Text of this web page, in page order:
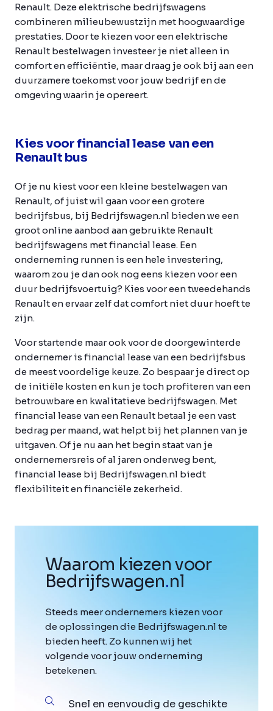
Renault. Deze elektrische bedrijfswagens
combineren milieubewustzijn met hoogwaardige
prestaties. Door te kiezen voor een elektrische
Renault bestelwagen investeer je niet alleen in
comfort en efficiëntie, maar draag je ook bij aan een
duurzamere toekomst voor jouw bedrijf en de
omgeving waarin je opereert.
Kies voor financial lease van een
Renault bus
Of je nu kiest voor een kleine bestelwagen van
Renault, of juist wil gaan voor een grotere
bedrijfsbus, bij Bedrijfswagen.nl bieden we een
groot online aanbod aan gebruikte Renault
bedrijfswagens met financial lease. Een
onderneming runnen is een hele investering,
waarom zou je dan ook nog eens kiezen voor een
duur bedrijfsvoertuig? Kies voor een tweedehands
Renault en ervaar zelf dat comfort niet duur hoeft te
zijn.
Voor startende maar ook voor de doorgewinterde
ondernemer is financial lease van een bedrijfsbus
de meest voordelige keuze. Zo bespaar je direct op
de initiële kosten en kun je toch profiteren van een
betrouwbare en kwalitatieve bedrijfswagen. Met
financial lease van een Renault betaal je een vast
bedrag per maand, wat helpt bij het plannen van je
uitgaven. Of je nu aan het begin staat van je
ondernemersreis of al jaren onderweg bent,
financial lease bij Bedrijfswagen.nl biedt
flexibiliteit en financiële zekerheid.
Waarom kiezen voor
Bedrijfswagen.nl
Steeds meer ondernemers kiezen voor
de oplossingen die Bedrijfswagen.nl te
bieden heeft. Zo kunnen wij het
volgende voor jouw onderneming
betekenen.
Snel en eenvoudig de geschikte